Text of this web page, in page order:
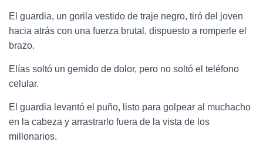
El guardia, un gorila vestido de traje negro, tiró del joven
hacia atrás con una fuerza brutal, dispuesto a romperle el
brazo.
Elías soltó un gemido de dolor, pero no soltó el teléfono
celular.
El guardia levantó el puño, listo para golpear al muchacho
en la cabeza y arrastrarlo fuera de la vista de los
millonarios.